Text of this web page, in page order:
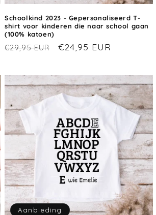
Schoolkind 2023 - Gepersonaliseerd T-
shirt voor kinderen die naar school gaan
(100% katoen)
Normale
€29,95 EUR Aanbiedingsprijs
€24,95 EUR
Aanbieding